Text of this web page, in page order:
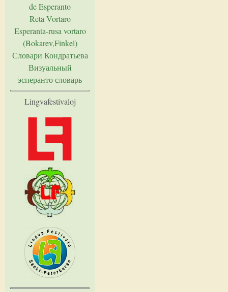
de Esperanto
Reta Vortaro
Esperanta-rusa vortaro
(Bokarev,Finkel)
Словари Кондратьева
Визуальный
эсперанто словарь
Lingvafestivaloj